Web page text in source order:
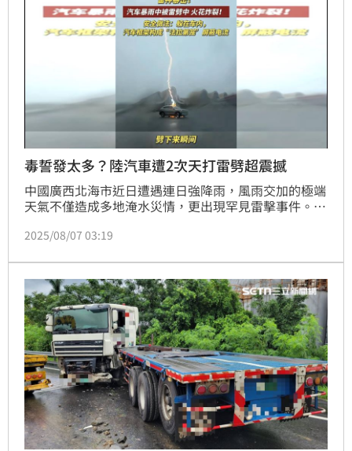
毒誓發太多？陸汽車遭2次天打雷劈超震撼
中國廣西北海市近日遭遇連日強降雨，風雨交加的極端
天氣不僅造成多地淹水災情，更出現罕見雷擊事件。一
連續擊中兩次，強烈電流火花四濺，畫面震撼，全程被
2025/08/07 03:19